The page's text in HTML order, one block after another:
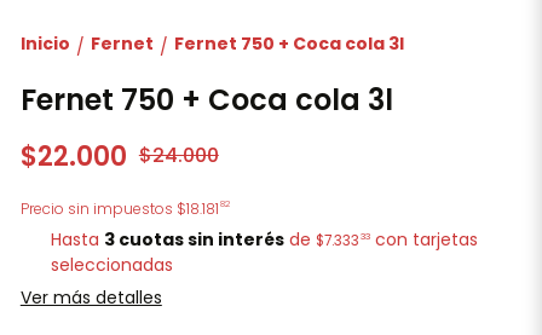
Inicio / Fernet / Fernet 750 + Coca cola 3l
Fernet 750 + Coca cola 3l
$22.000 $24.000
Precio sin impuestos $18.18182
Hasta 3 cuotas sin interés de $7.33333 con tarjetas
seleccionadas
Ver más detalles